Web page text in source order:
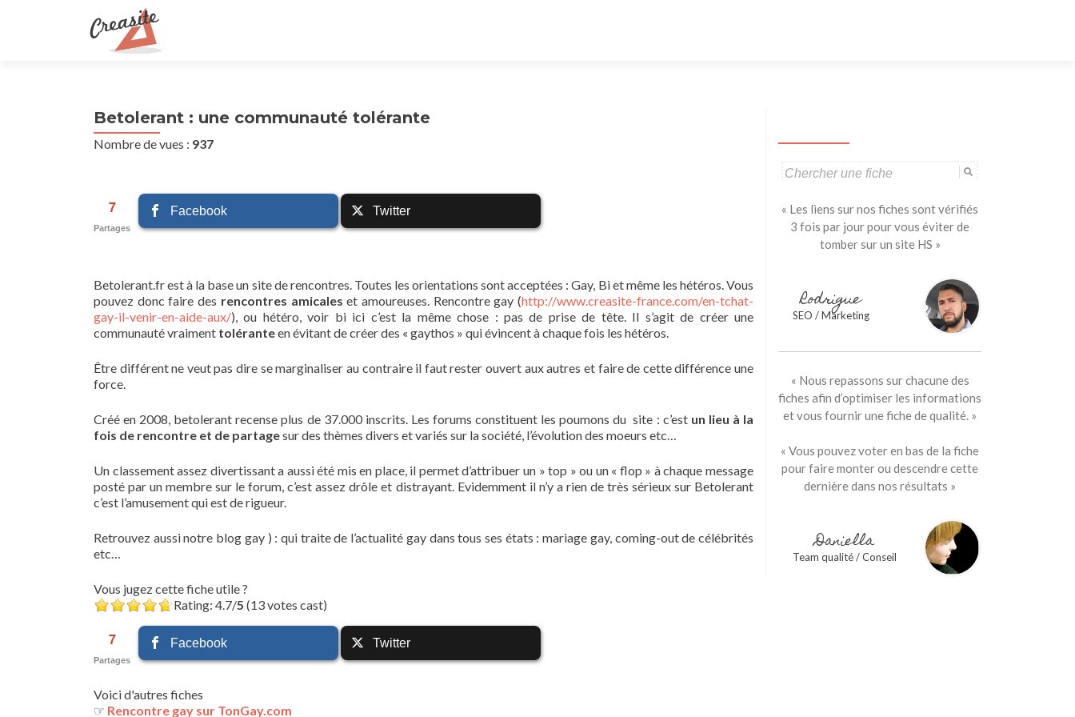
Betolerant : une communauté tolérante
Nombre de vues : 937
7
Partages
Facebook Twitter
Betolerant.fr est à la base un site de rencontres. Toutes les orientations sont acceptées : Gay, Bi et même les hétéros. Vous
pouvez donc faire des rencontres amicales et amoureuses. Rencontre gay (http://www.creasite-france.com/en-tchat-
gay-il-venir-en-aide-aux/), ou hétéro, voir bi ici c’est la même chose : pas de prise de tête. Il s’agit de créer une
communauté vraiment toléranteen évitant de créer des « gaythos » qui évincent à chaque fois les hétéros.
Être différent ne veut pas dire se marginaliser au contraire il faut rester ouvert aux autres et faire de cette différence une
force.
Créé en 2008, betolerant recense plus de 37.000 inscrits. Les forums constituent les poumons du site : c’estun lieu à la
fois de rencontre et de partagesur des thèmes divers et variés sur la société, l’évolution des moeurs etc…
Un classement assez divertissant a aussi été mis en place, il permet d’attribuer un » top » ou un « flop » à chaque message
posté par un membre sur le forum, c’est assez drôle et distrayant. Evidemment il n’y a rien de très sérieux sur Betolerant
c’est l’amusement qui est de rigueur.
Retrouvez aussi notre blog gay ) : qui traite de l’actualité gay dans tous ses états : mariage gay, coming-out de célébrités
etc…
Vous jugez cette fiche utile ?
Rating: 4.7/5 (13 votes cast)
7
Partages
Facebook Twitter
Voici d'autres fiches
☞ Rencontre gay sur TonGay.com
Search
« Les liens sur nos fiches sont vérifiés
3 fois par jour pour vous éviter de
tomber sur un site HS »
Rodrigue
SEO / Marketing
« Nous repassons sur chacune des
fiches afin d’optimiser les informations
et vous fournir une fiche de qualité. »
« Vous pouvez voter en bas de la fiche
pour faire monter ou descendre cette
dernière dans nos résultats »
Daniella
Team qualité / Conseil